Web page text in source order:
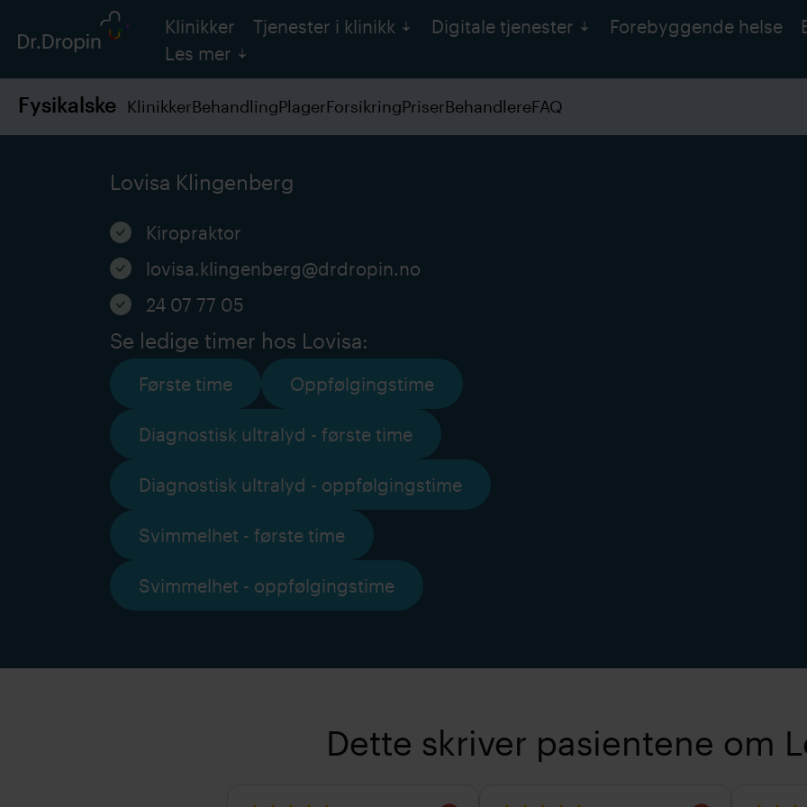
Klinikker Tjenester i klinikk Digitale tjenester Forebyggende helse
Les mer
Fysikalske KlinikkerBehandlingPlagerForsikringPriserBehandlereFAQ
Lovisa Klingenberg
Kiropraktor
lovisa.klingenberg@drdropin.no
24 07 77 05
Se ledige timer hos Lovisa:
Første time Oppfølgingstime
Diagnostisk ultralyd - første time
Diagnostisk ultralyd - oppfølgingstime
Svimmelhet - første time
Svimmelhet - oppfølgingstime
Dette skriver pasientene om